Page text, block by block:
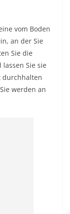
vom Boden
an der Sie
Sie die
Sie sie
durchhalten
werden an